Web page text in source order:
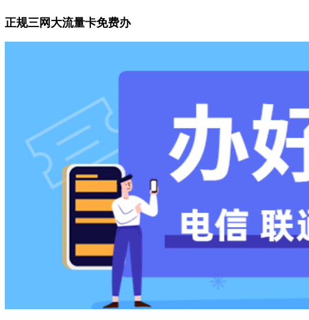
正规三网大流量卡免费办